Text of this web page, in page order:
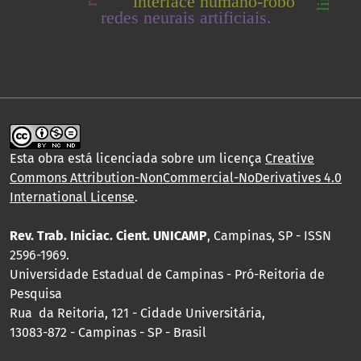
redes neurais artificiais.
Esta obra está licenciada sobre um licença Creative
Commons Attribution-NonCommercial-NoDerivatives 4.0
International License.
Rev. Trab. Iniciac. Cient. UNICAMP, Campinas, SP - ISSN
2596-1969.
Universidade Estadual de Campinas - Pró-Reitoria de
Pesquisa
Rua da Reitoria, 121 - Cidade Universitária,
13083-872 - Campinas - SP - Brasil